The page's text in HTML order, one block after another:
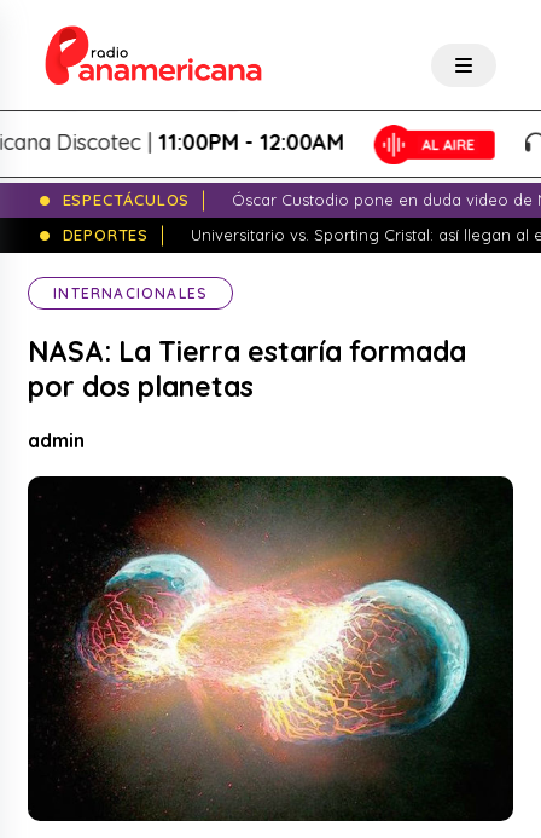
Discotec |11:00PM - 12:00AM
ESPECTÁCULOS
Óscar Custodio pone en duda video de
DEPORTES
Universitario vs. Sporting Cristal: así llegan al
INTERNACIONALES
NASA: La Tierra estaría formada
por dos planetas
admin